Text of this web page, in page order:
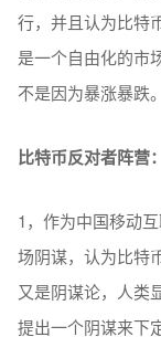
行，并且认为比特
是一个自由化的市
不是因为暴涨暴跌。
比特币反对者阵营：
1，作为中国移动
场阴谋，认为比特
又是阴谋论，人类
提出一个阴谋来下